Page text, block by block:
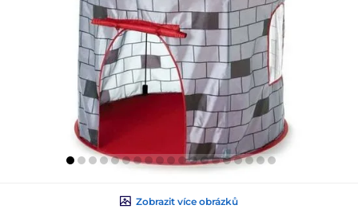
Zobrazit více obrázků